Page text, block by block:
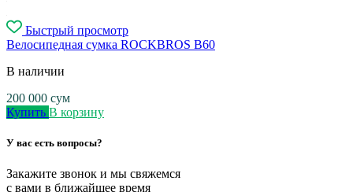
Быстрый просмотр
Велосипедная сумка ROCKBROS B60
В наличии
200 000 сум
Купить В корзину
У вас есть вопросы?
Закажите звонок и мы свяжемся
с вами в ближайшее время